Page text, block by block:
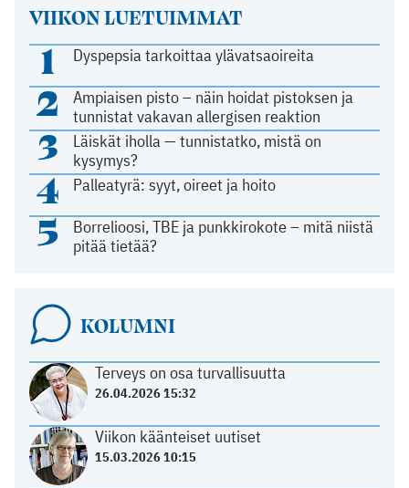
VIIKON LUETUIMMAT
1 Dyspepsia tarkoittaa ylävatsaoireita
2
Ampiaisen pisto – näin hoidat pistoksen ja
tunnistat vakavan allergisen reaktion
3
Läiskät iholla — tunnistatko, mistä on
kysymys?
4 Palleatyrä: syyt, oireet ja hoito
5
Borrelioosi, TBE ja punkkirokote – mitä niistä
pitää tietää?
KOLUMNI
Terveys on osa turvallisuutta
26.04.2026 15:32
Viikon käänteiset uutiset
15.03.2026 10:15